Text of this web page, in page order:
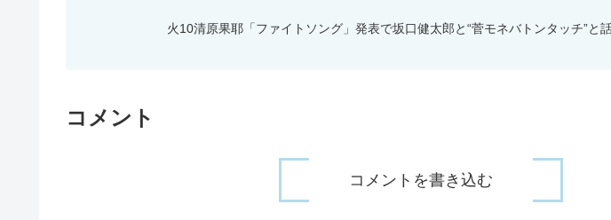
火10清原果耶「ファイトソング」発表で坂口健太郎と“菅モネバトンタッチ”と
コメント
コメントを書き込む